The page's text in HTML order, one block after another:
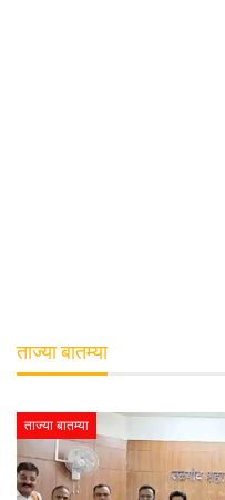
ताज्या बातम्या
ताज्या बातम्या